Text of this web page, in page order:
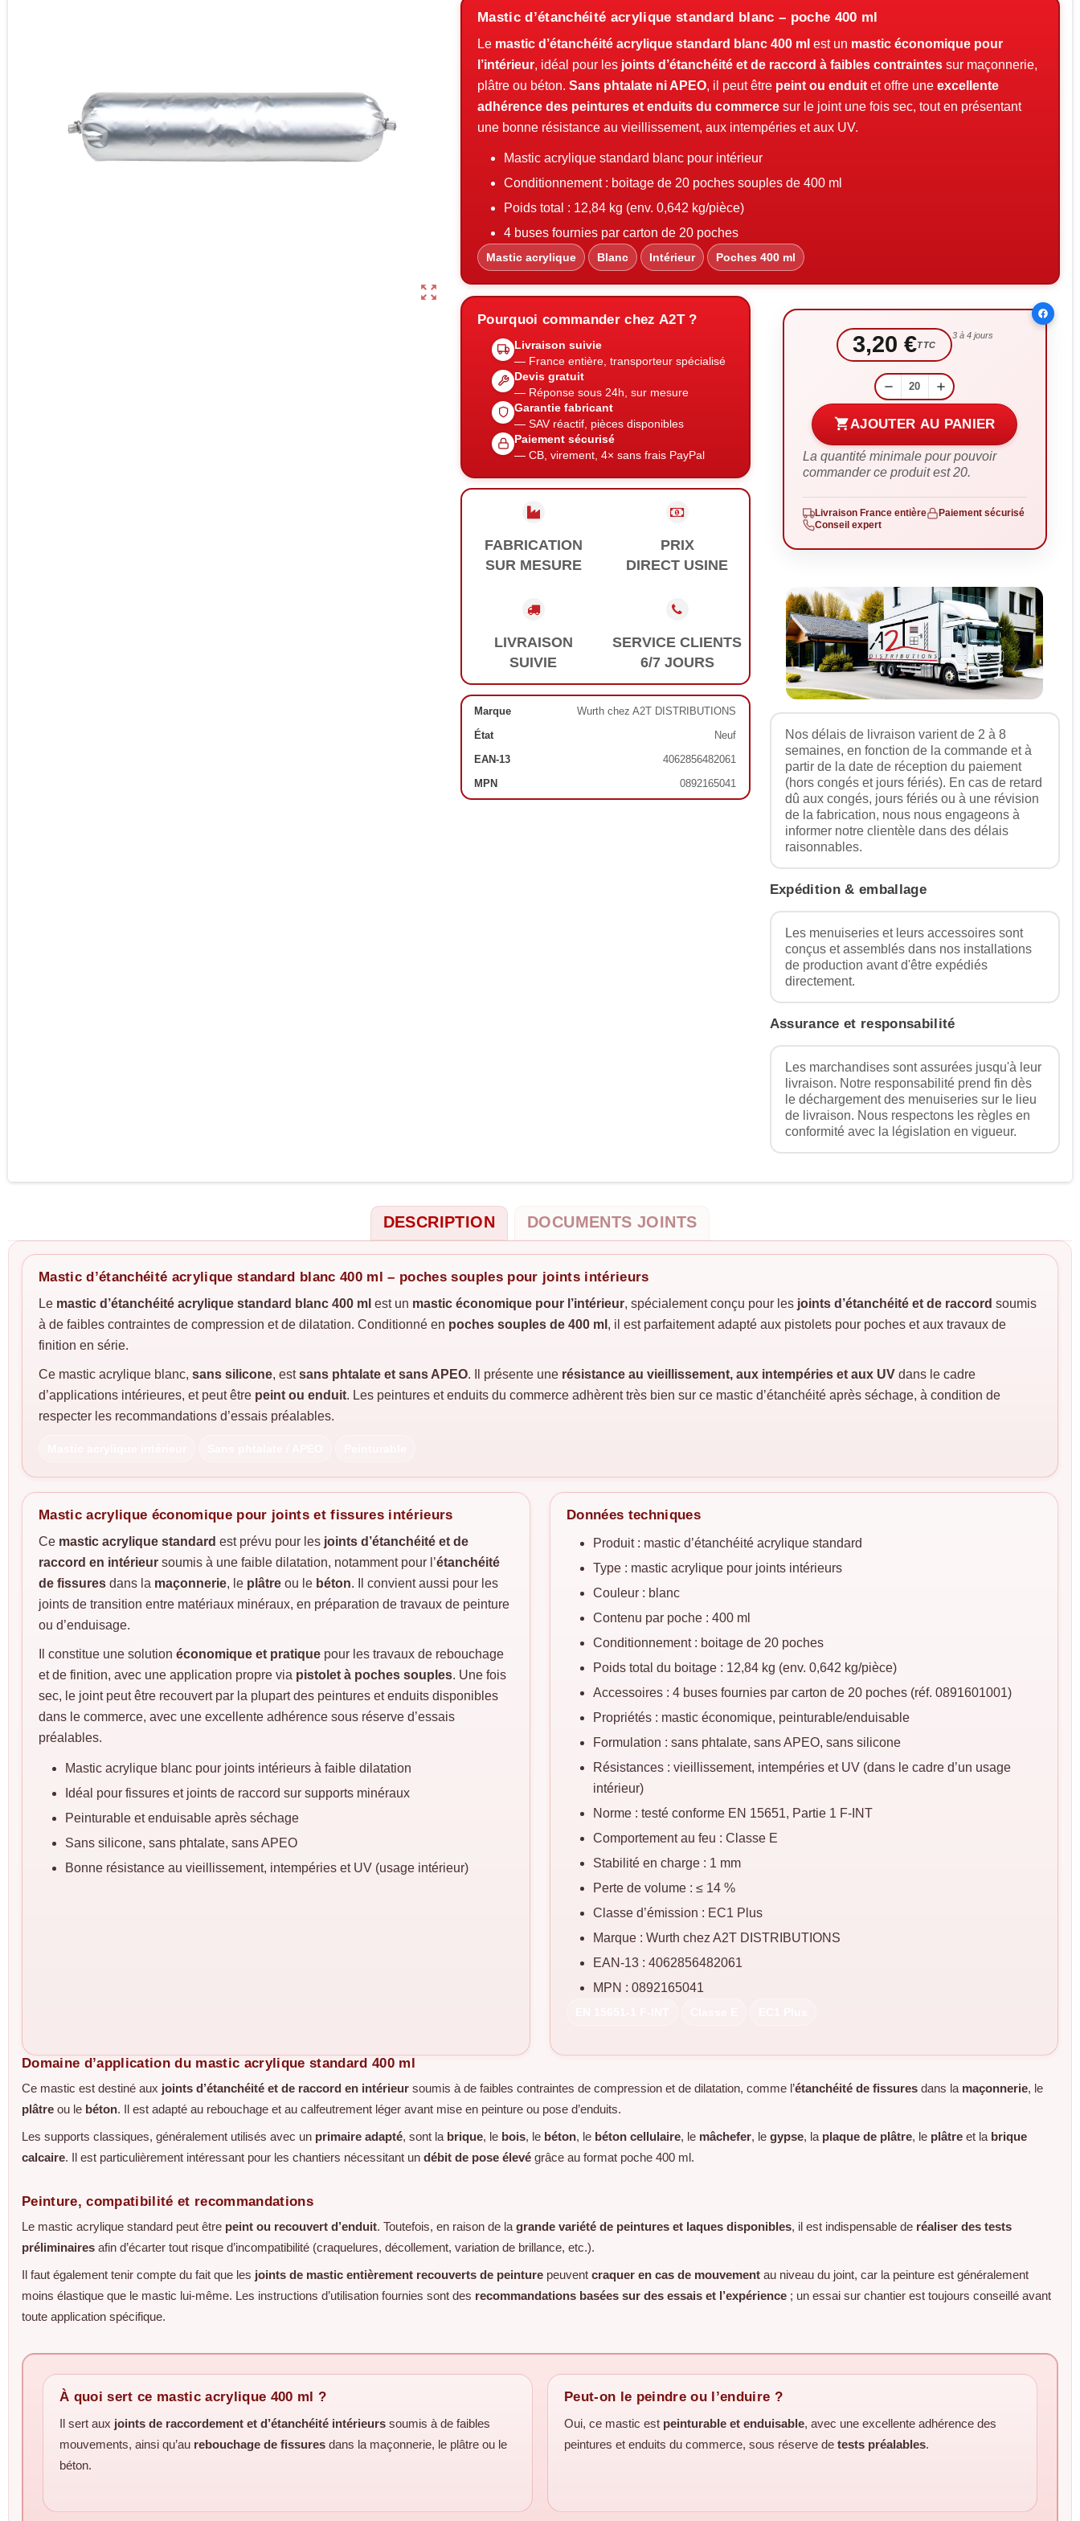
zoom_out_map
Mastic d’étanchéité acrylique standard blanc – poche 400 ml
Le mastic d’étanchéité acrylique standard blanc 400 ml est un mastic économique pour
l’intérieur, idéal pour les joints d’étanchéité et de raccord à faibles contraintes sur maçonnerie,
plâtre ou béton. Sans phtalate ni APEO, il peut être peint ou enduit et offre une excellente
adhérence des peintures et enduits du commerce sur le joint une fois sec, tout en présentant
une bonne résistance au vieillissement, aux intempéries et aux UV.
Mastic acrylique standard blanc pour intérieur
Conditionnement : boitage de 20 poches souples de 400 ml
Poids total : 12,84 kg (env. 0,642 kg/pièce)
4 buses fournies par carton de 20 poches
Mastic acrylique Blanc Intérieur Poches 400 ml
3,20 €TTC
3 à 4 jours
remove add
shopping_cartAJOUTER AU PANIER
La quantité minimale pour pouvoir
commander ce produit est 20.
Livraison France entière
Paiement sécurisé
Conseil expert
Nos délais de livraison varient de 2 à 8
semaines, en fonction de la commande et à
partir de la date de réception du paiement
(hors congés et jours fériés). En cas de retard
dû aux congés, jours fériés ou à une révision
de la fabrication, nous nous engageons à
informer notre clientèle dans des délais
raisonnables.
Expédition & emballage
Les menuiseries et leurs accessoires sont
conçus et assemblés dans nos installations
de production avant d'être expédiés
directement.
Assurance et responsabilité
Les marchandises sont assurées jusqu'à leur
livraison. Notre responsabilité prend fin dès
le déchargement des menuiseries sur le lieu
de livraison. Nous respectons les règles en
conformité avec la législation en vigueur.
Pourquoi commander chez A2T ?
Livraison suivie
— France entière, transporteur spécialisé
Devis gratuit
— Réponse sous 24h, sur mesure
Garantie fabricant
— SAV réactif, pièces disponibles
Paiement sécurisé
— CB, virement, 4× sans frais PayPal
FABRICATION
SUR MESURE
PRIX
DIRECT USINE
LIVRAISON
SUIVIE
SERVICE CLIENTS
6/7 JOURS
Marque
Wurth chez A2T DISTRIBUTIONS
État
Neuf
EAN-13
4062856482061
MPN
0892165041
DESCRIPTION DOCUMENTS JOINTS
Mastic d’étanchéité acrylique standard blanc 400 ml – poches souples pour joints intérieurs
Le mastic d’étanchéité acrylique standard blanc 400 ml est un mastic économique pour l’intérieur, spécialement conçu pour les joints d’étanchéité et de raccord soumis
à de faibles contraintes de compression et de dilatation. Conditionné en poches souples de 400 ml , il est parfaitement adapté aux pistolets pour poches et aux travaux de
finition en série.
Ce mastic acrylique blanc, sans silicone, estsans phtalate et sans APEO. Il présente une résistance au vieillissement, aux intempéries et aux UV dans le cadre
d’applications intérieures, et peut être peint ou enduit. Les peintures et enduits du commerce adhèrent très bien sur ce mastic d’étanchéité après séchage, à condition de
respecter les recommandations d’essais préalables.
Mastic acrylique économique pour joints et fissures intérieurs
Ce mastic acrylique standard est prévu pour les joints d’étanchéité et de
raccord en intérieur soumis à une faible dilatation, notamment pour l’étanchéité
de fissures dans la maçonnerie, le plâtre ou le béton. Il convient aussi pour les
joints de transition entre matériaux minéraux, en préparation de travaux de peinture
ou d’enduisage.
Il constitue une solution économique et pratique pour les travaux de rebouchage
et de finition, avec une application propre via pistolet à poches souples. Une fois
sec, le joint peut être recouvert par la plupart des peintures et enduits disponibles
dans le commerce, avec une excellente adhérence sous réserve d’essais
préalables.
Mastic acrylique blanc pour joints intérieurs à faible dilatation
Idéal pour fissures et joints de raccord sur supports minéraux
Peinturable et enduisable après séchage
Sans silicone, sans phtalate, sans APEO
Bonne résistance au vieillissement, intempéries et UV (usage intérieur)
Données techniques
Produit : mastic d’étanchéité acrylique standard
Type : mastic acrylique pour joints intérieurs
Couleur : blanc
Contenu par poche : 400 ml
Conditionnement : boitage de 20 poches
Poids total du boitage : 12,84 kg (env. 0,642 kg/pièce)
Accessoires : 4 buses fournies par carton de 20 poches (réf. 0891601001)
Propriétés : mastic économique, peinturable/enduisable
Formulation : sans phtalate, sans APEO, sans silicone
Résistances : vieillissement, intempéries et UV (dans le cadre d’un usage
intérieur)
Norme : testé conforme EN 15651, Partie 1 F-INT
Comportement au feu : Classe E
Stabilité en charge : 1 mm
Perte de volume : ≤ 14 %
Classe d’émission : EC1 Plus
Marque : Wurth chez A2T DISTRIBUTIONS
EAN-13 : 4062856482061
MPN : 0892165041
Domaine d’application du mastic acrylique standard 400 ml
Ce mastic est destiné aux joints d’étanchéité et de raccord en intérieur soumis à de faibles contraintes de compression et de dilatation, comme l’étanchéité de fissures dans la maçonnerie, le
plâtre ou le béton. Il est adapté au rebouchage et au calfeutrement léger avant mise en peinture ou pose d’enduits.
Les supports classiques, généralement utilisés avec un primaire adapté, sont la brique, le bois, le béton, le béton cellulaire, le mâchefer, le gypse, la plaque de plâtre, le plâtre et la brique
calcaire. Il est particulièrement intéressant pour les chantiers nécessitant un débit de pose élevé grâce au format poche 400 ml.
Peinture, compatibilité et recommandations
Le mastic acrylique standard peut être peint ou recouvert d’enduit. Toutefois, en raison de la grande variété de peintures et laques disponibles, il est indispensable de réaliser des tests
préliminaires afin d’écarter tout risque d’incompatibilité (craquelures, décollement, variation de brillance, etc.).
Il faut également tenir compte du fait que les joints de mastic entièrement recouverts de peinture peuvent craquer en cas de mouvement au niveau du joint, car la peinture est généralement
moins élastique que le mastic lui‑même. Les instructions d’utilisation fournies sont des recommandations basées sur des essais et l’expérience ; un essai sur chantier est toujours conseillé avant
toute application spécifique.
À quoi sert ce mastic acrylique 400 ml ?
Il sert aux joints de raccordement et d’étanchéité intérieurs soumis à de faibles
mouvements, ainsi qu’au rebouchage de fissures dans la maçonnerie, le plâtre ou le
béton.
Peut-on le peindre ou l’enduire ?
Oui, ce mastic est peinturable et enduisable, avec une excellente adhérence des
peintures et enduits du commerce, sous réserve de tests préalables.